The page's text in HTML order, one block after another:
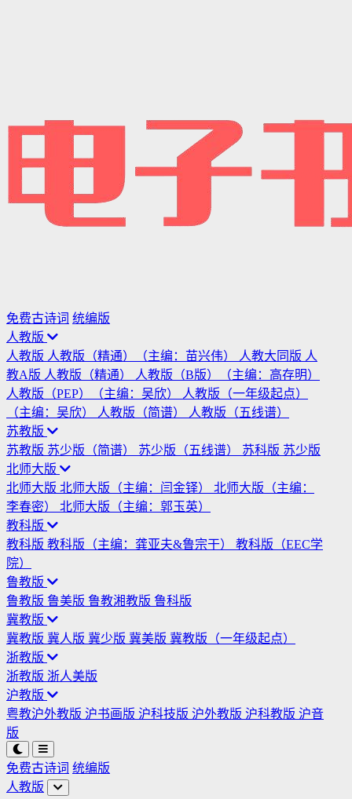
免费古诗词 统编版
人教版
人教版 人教版（精通）（主编：苗兴伟） 人教大同版 人
教A版 人教版（精通）
人教版（B版）（主编：高存明）
人教版（PEP）（主编：吴欣）
人教版（一年级起点）
（主编：吴欣）
人教版（简谱）
人教版（五线谱）
苏教版
苏教版 苏少版（简谱） 苏少版（五线谱） 苏科版 苏少版
北师大版
北师大版 北师大版（主编：闫金铎） 北师大版（主编：
李春密） 北师大版（主编：郭玉英）
教科版
教科版 教科版（主编：龚亚夫&鲁宗干） 教科版（EEC学
院）
鲁教版
鲁教版 鲁美版 鲁教湘教版 鲁科版
冀教版
冀教版 冀人版 冀少版 冀美版 冀教版（一年级起点）
浙教版
浙教版 浙人美版
沪教版
粤教沪外教版 沪书画版 沪科技版 沪外教版 沪科教版 沪音
版
免费古诗词 统编版
人教版